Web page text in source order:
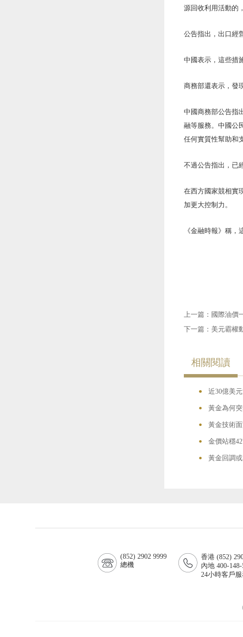
源回收利用活動的
公告指出，出口經
中國表示，這些措
商務部還表示，發
中國商務部公告指
融等服務。中國公
任何實質性幫助和
不過公告指出，已
在西方國家競相實
加更大控制力。
《金融時報》稱
上一篇： 國際油價
下一篇： 美元霸權
相關閱讀
•
• 近30億美
• 黃金為何
• 黃金技術
• 金價站穩
• 黃金回調或
(852) 2902 9999
總機
香港 (852)
內地 400-148-
24小時客戶